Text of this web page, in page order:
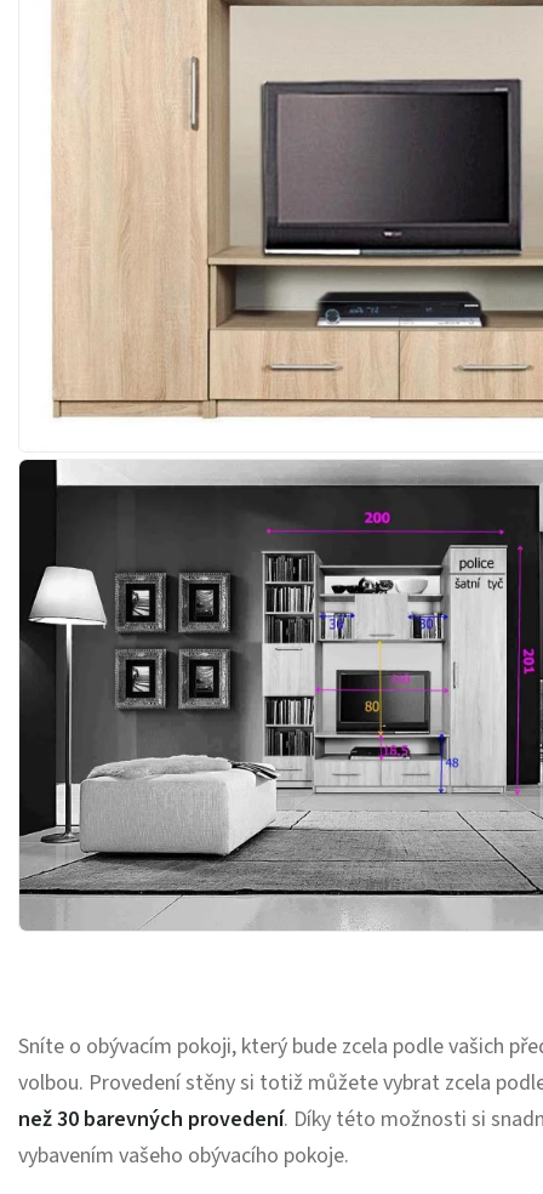
Sníte o obývacím pokoji, který bude zcela podle vašich
volbou. Provedení stěny si totiž můžete vybrat zcela
než 30 barevných provedení. Díky této možnosti si
vybavením vašeho obývacího pokoje.